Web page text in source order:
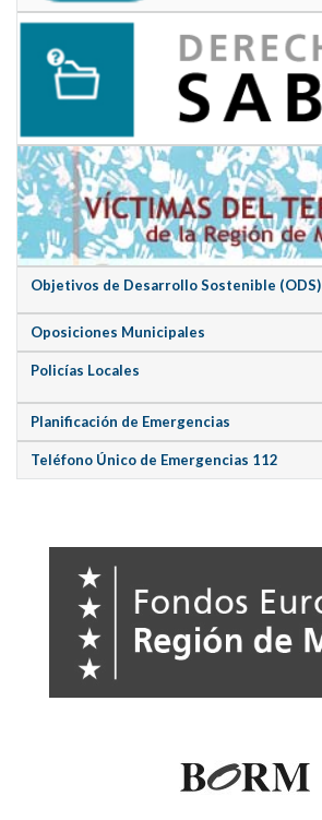
Objetivos de Desarrollo Sostenible (ODS)
Oposiciones Municipales
Policías Locales
Planificación de Emergencias
Teléfono Único de Emergencias 112